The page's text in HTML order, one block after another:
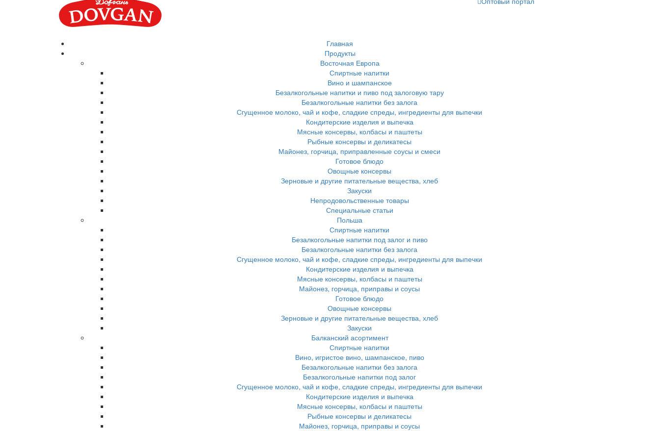
Главная
Продукты
Восточная Европа
Спиртные напитки
Вино и шампанское
Безалкогольные напитки и пиво под залоговую тару
Безалкогольные напитки без залога
Сгущенное молоко, чай и кофе, сладкие спреды, ингредиенты для выпечки
Кондитерские изделия и выпечка
Мясные консервы, колбасы и паштеты
Рыбные консервы и деликатесы
Майонез, горчица, приправленные соусы и смеси
Готовое блюдо
Овощные консервы
Зерновые и другие питательные вещества, хлеб
Закуски
Непродовольственные товары
Специальные статьи
Польша
Спиртные напитки
Безалкогольные напитки под залог и пиво
Безалкогольные напитки без залога
Сгущенное молоко, чай и кофе, сладкие спреды, ингредиенты для выпечки
Кондитерские изделия и выпечка
Мясные консервы, колбасы и паштеты
Майонез, горчица, приправы и соусы
Готовое блюдо
Овощные консервы
Зерновые и другие питательные вещества, хлеб
Закуски
Балканский асортимент
Спиртные напитки
Вино, игристое вино, шампанское, пиво
Безалкогольные напитки без залога
Безалкогольные напитки под залог
Сгущенное молоко, чай и кофе, сладкие спреды, ингредиенты для выпечки
Кондитерские изделия и выпечка
Мясные консервы, колбасы и паштеты
Рыбные консервы и деликатесы
Майонез, горчица, приправы и соусы